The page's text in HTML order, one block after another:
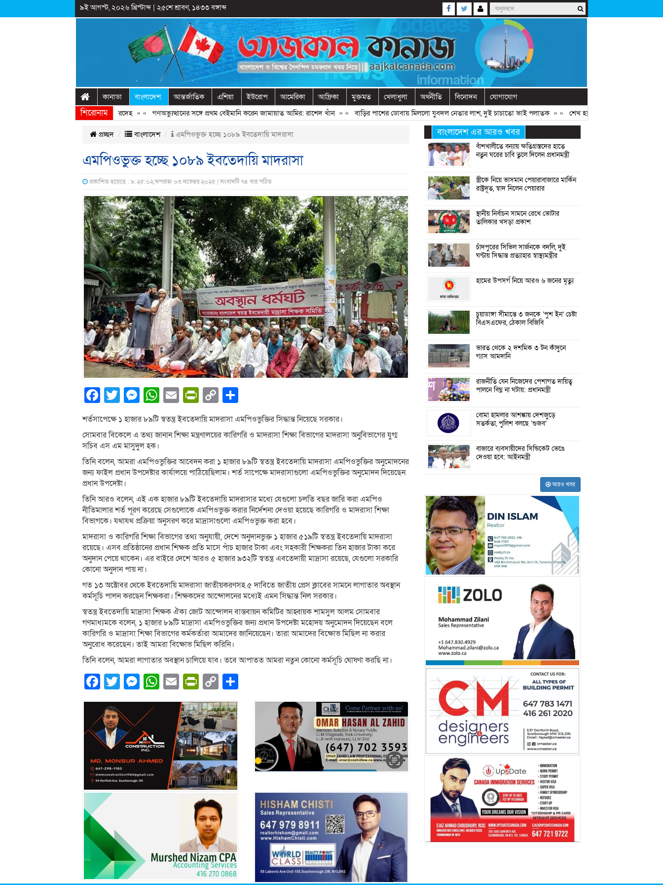
৯ই আগস্ট, ২০২৬ খ্রিস্টাব্দ| ২৫শে শ্রাবণ, ১৪৩৩ বঙ্গাব্দ
কানাডা বাংলাদেশ আন্তর্জাতিক এশিয়া ইউরোপ আমেরিকা আফ্রিকা মুক্তমত খেলাধুলা অর্থনীতি বিনোদন যোগাযোগ
শিরোনাম
শহীদ মিনারে ঝুলছিল কিশোরের মরদেহ » « গণঅভ্যুত্থানের সঙ্গে প্রথম বেইমানি করেন জামায়াত আমির: রাশেদ খাঁন» « বাড়ির পাশের ডোবায় মিললো যুবদল নেতার লাশ, দুই চাচাতো ভাই পলাতক» « শেখ হাসিনাকে ফিরিয়ে আনতে দেরি
প্রচ্ছদ বাংলাদেশ এমপিওভুক্ত হচ্ছে ১০৮৯ ইবতেদায়ি মাদরাসা
এমপিওভুক্ত হচ্ছে ১০৮৯ ইবতেদায়ি মাদরাসা
প্রকাশিত হয়েছে : ৯:২৫:০২,অপরাহ্ন ০৩ নভেম্বর ২০২৫ | সংবাদটি ৭৪ বার পঠিত
Facebook
Twitter
Messenger
WhatsApp
EmailPrintFriendly
Copy
Link
শর্তসাপেক্ষে ১ হাজার ৮৯টি স্বতন্ত্র ইবতেদায়ি মাদরাসা এমপিওভুক্তির সিদ্ধান্ত নিয়েছে সরকার।
সোমবার বিকেলে এ তথ্য জানান শিক্ষা মন্ত্রণালয়ের কারিগরি ও মাদরাসা শিক্ষা বিভাগের মাদরাসা অনুবিভাগের যুগ্ম
সচিব এস এম মাসুদুল হক।
তিনি বলেন, আমরা এমপিওভুক্তির আবেদন করা ১ হাজার ৮৯টি স্বতন্ত্র ইবতেদায়ি মাদরাসা এমপিওভুক্তির অনুমোদনের
জন্য ফাইল প্রধান উপদেষ্টার কার্যালয়ে পাঠিয়েছিলাম। শর্ত সাপেক্ষে মাদরাসাগুলো এমপিওভুক্তির অনুমোদন দিয়েছেন
প্রধান উপদেষ্টা।
তিনি আরও বলেন, এই এক হাজার ৮৯টি ইবতেদায়ি মাদরাসার মধ্যে যেগুলো চলতি বছর জারি করা এমপিও
নীতিমালার শর্ত পূরণ করেছে সেগুলোকে এমপিওভুক্ত করার নির্দেশনা দেওয়া হয়েছে কারিগরি ও মাদরাসা শিক্ষা
বিভাগকে। যথাযথ প্রক্রিয়া অনুসরণ করে মাদ্রাসাগুলো এমপিওভুক্ত করা হবে।
মাদরাসা ও কারিগরি শিক্ষা বিভাগের তথ্য অনুযায়ী, দেশে অনুদানভুক্ত ১ হাজার ৫১৯টি স্বতন্ত্র ইবতেদায়ি মাদরাসা
রয়েছে। এসব প্রতিষ্ঠানের প্রধান শিক্ষক প্রতি মাসে পাঁচ হাজার টাকা এবং সহকারী শিক্ষকরা তিন হাজার টাকা করে
অনুদান পেয়ে থাকেন। এর বাইরে দেশে আরও ৫ হাজার ৯৩২টি স্বতন্ত্র এবতেদায়ী মাদ্রাসা রয়েছে, যেগুলো সরকারি
কোনো অনুদান পায় না।
গত ১৩ অক্টোবর থেকে ইবতেদায়ি মাদরাসা জাতীয়করণসহ ৫ দাবিতে জাতীয় প্রেস ক্লাবের সামনে লাগাতার অবস্থান
কর্মসূচি পালন করছেন শিক্ষকরা। শিক্ষকদের আন্দোলনের মধ্যেই এমন সিদ্ধান্ত নিল সরকার।
স্বতন্ত্র ইবতেদায়ি মাদ্রাসা শিক্ষক ঐক্য জোট আন্দোলন বাস্তবায়ন কমিটির আহ্বায়ক শামসুল আলম সোমবার
গণমাধ্যমকে বলেন, ১ হাজার ৮৯টি মাদ্রাসা এমপিওভুক্তির জন্য প্রধান উপদেষ্টা মহোদয় অনুমোদন দিয়েছেন বলে
কারিগরি ও মাদ্রাসা শিক্ষা বিভাগের কর্মকর্তারা আমাদের জানিয়েছেন। তারা আমাদের বিক্ষোভ মিছিল না করার
অনুরোধ করেছেন। তাই আমরা বিক্ষোভ মিছিল করিনি।
তিনি বলেন, আমরা লাগাতার অবস্থান চালিয়ে যাব। তবে আপাতত আমরা নতুন কোনো কর্মসূচি ঘোষণা করছি না।
Facebook
Twitter
Messenger
WhatsApp
EmailPrintFriendly
Copy
Link
বাংলাদেশ এর আরও খবর
বাঁশখালীতে বন্যায় ক্ষতিগ্রস্তদের হাতে
নতুন ঘরের চাবি তুলে দিলেন প্রধানমন্ত্রী
স্ত্রীকে নিয়ে ভাসমান পেয়ারাবাজারে মার্কিন
রাষ্ট্রদূত, স্বাদ নিলেন পেয়ারার
স্থানীয় নির্বাচন সামনে রেখে ভোটার
তালিকার খসড়া প্রকাশ
চাঁদপুরের সিভিল সার্জনকে বদলি, দুই
ঘণ্টায় সিদ্ধান্ত প্রত্যাহার স্বাস্থ্যমন্ত্রীর
হামের উপসর্গ নিয়ে আরও ৬ জনের মৃত্যু
চুয়াডাঙ্গা সীমান্তে ৩ জনকে ‘পুশ ইন’ চেষ্টা
বিএসএফের, ঠেকাল বিজিবি
ভারত থেকে ২ দশমিক ৩ টন কাঁদুনে
গ্যাস আমদানি
রাজনীতি যেন নিজেদের পেশাগত দায়িত্ব
পালনে বিঘ্ন না ঘটায়: প্রধানমন্ত্রী
বোমা হামলার আশঙ্কায় দেশজুড়ে
সতর্কতা, পুলিশ বলছে ‘গুজব’
বাজারে ব্যবসায়ীদের সিন্ডিকেট ভেঙে
দেওয়া হবে: আইনমন্ত্রী
আরও খবর